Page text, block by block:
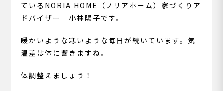
ているNORIA HOME（ノリアホーム）家づくりア
ドバイザー 小林陽子です。
暖かいような寒いような毎日が続いています。気
温差は体に響きますね。
体調整えましょう！